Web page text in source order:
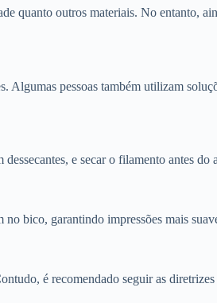
quanto outros materiais. No entanto,
Algumas pessoas também utilizam
e secar o filamento antes do
bico, garantindo impressões mais
é recomendado seguir as